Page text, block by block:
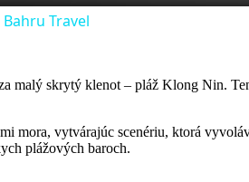
Bahru Travel
malý skrytý klenot – pláž Klong Nin.
mora, vytvárajúc scenériu, ktorá
plážových baroch.